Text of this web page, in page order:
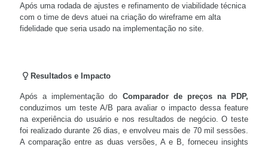
Após uma rodada de ajustes e refinamento de viabilidade técnica
com o time de devs atuei na criação do wireframe em alta
fidelidade que seria usado na implementação no site.
Resultados e Impacto
Após a implementação do Comparador de preços na PDP,
conduzimos um teste A/B para avaliar o impacto dessa feature
na experiência do usuário e nos resultados de negócio. O teste
foi realizado durante 26 dias, e envolveu mais de 70 mil sessões.
A comparação entre as duas versões, A e B, forneceu insights